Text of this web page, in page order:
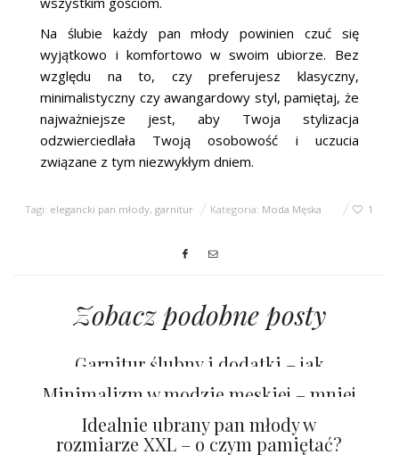
Na ślubie każdy pan młody powinien czuć się
wyjątkowo i komfortowo w swoim ubiorze. Bez
względu na to, czy preferujesz klasyczny,
minimalistyczny czy awangardowy styl, pamiętaj, że
najważniejsze jest, aby Twoja stylizacja
odzwierciedlała Twoją osobowość i uczucia
związane z tym niezwykłym dniem.
Tagi: elegancki pan młody,garnitur Kategoria: Moda Męska 1
Zobacz podobne posty
Garnitur ślubny i dodatki – jak
stworzyć spójną i elegancką stylizację?
Minimalizm w modzie męskiej – mniej
znaczy lepiej
Idealnie ubrany pan młody w
rozmiarze XXL – o czym pamiętać?